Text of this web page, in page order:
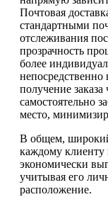
Почтовая
стандартными
отслеживания
прозрачность
более
непосредственно
получение
самостоятельно
место,
В общем,
каждому клиенту
экономически
учитывая его
расположение.